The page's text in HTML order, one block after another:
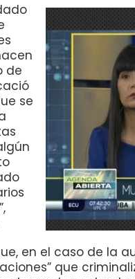
de
se
en el caso de la
que